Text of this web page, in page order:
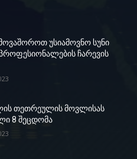
უსიამოვნო სუნი
ჩარევის
თეთრეულის მოვლისას
8 შეცდომა